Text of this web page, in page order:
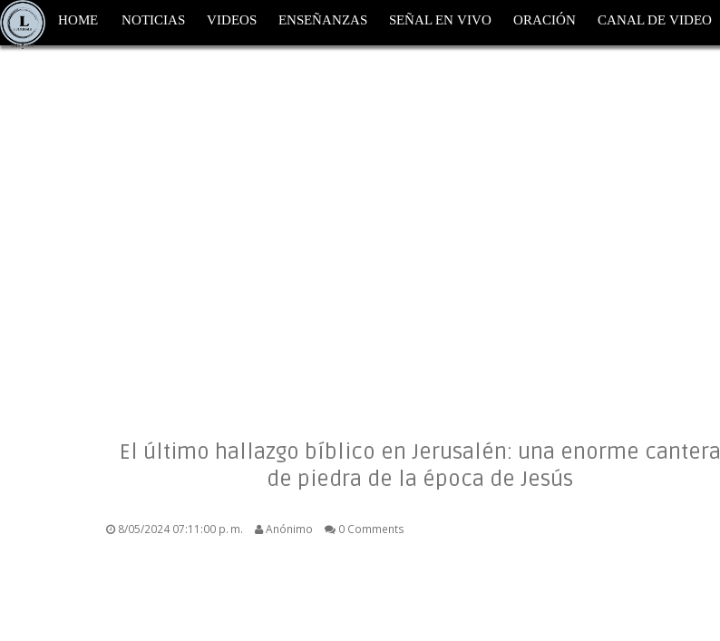
HOME NOTICIAS VIDEOS ENSEÑANZAS SEÑAL EN VIVO ORACIÓN CANAL DE VIDEO
El último hallazgo bíblico en Jerusalén: una enorme cantera
de piedra de la época de Jesús
8/05/2024 07:11:00 p. m. Anónimo 0 Comments